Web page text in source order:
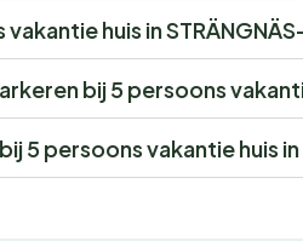
huis in
bij 5 persoons
5 persoons vakantie huis